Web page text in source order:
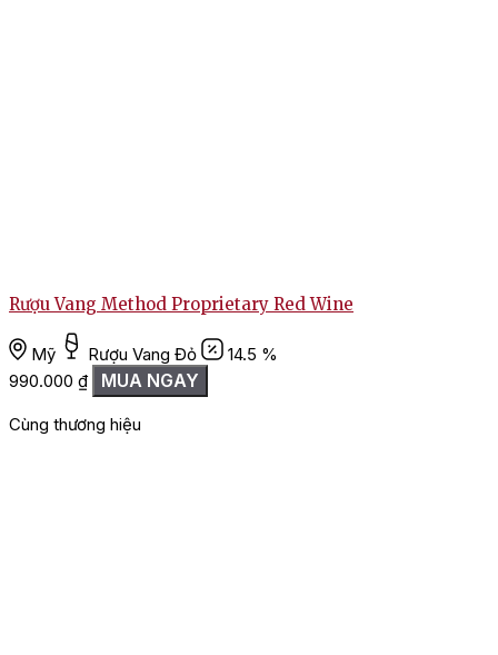
Rượu Vang Method Proprietary Red Wine
Mỹ Rượu Vang Đỏ
14.5 %
990.000 ₫ MUA NGAY
Cùng thương hiệu